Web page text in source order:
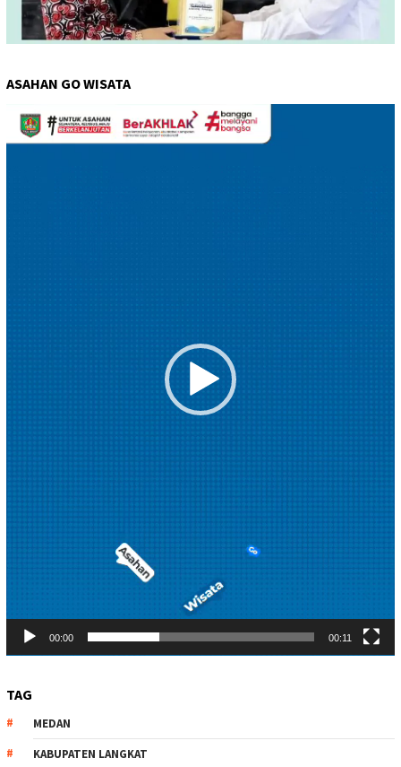
ASAHAN GO WISATA
Pemutar
Video
00:00 00:11
TAG
MEDAN
KABUPATEN LANGKAT